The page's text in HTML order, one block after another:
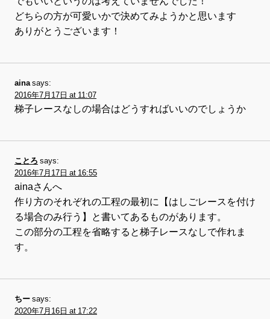
どちらの方が可愛いかで決めてみようかと思います
ありがとうございます！
aina says:
2016年7月17日 at 11:07
梯子レースなしの場合はどうすればいいのでしょうか
ことろ says:
2016年7月17日 at 16:55
ainaさんへ
作り方のそれぞれの工程の最初に【はしごレースを付け
る場合のみ行う】と書いてあるものがあります。
この部分の工程を省略すると梯子レースなしで作れま
す。
ちー says:
2020年7月16日 at 17:22